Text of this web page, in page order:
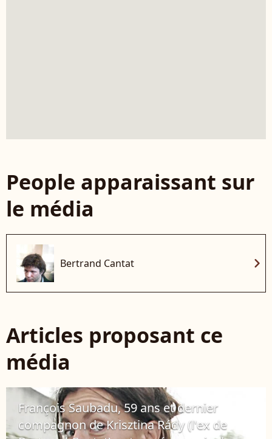
People apparaissant sur
le média
Bertrand Cantat chevron_right
Articles proposant ce
média
François Saubadu, 59 ans et dernier
compagnon de Krisztina Rády (l'ex de